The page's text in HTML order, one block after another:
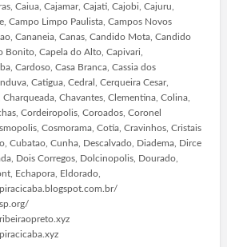
Caiua, Cajamar, Cajati, Cajobi, Cajuru,
Campo Limpo Paulista, Campos Novos
Cananeia, Canas, Candido Mota, Candido
Bonito, Capela do Alto, Capivari,
Cardoso, Casa Branca, Cassia dos
Catigua, Cedral, Cerqueira Cesar,
Chavantes, Clementina, Colina,
Cordeiropolis, Coroados, Coronel
Cosmorama, Cotia, Cravinhos, Cristais
Cubatao, Cunha, Descalvado, Diadema, Dirce
Dois Corregos, Dolcinopolis, Dourado,
Echapora, Eldorado,